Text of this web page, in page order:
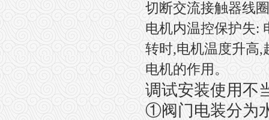
切断交流接触器线
电机内温控保护失:
转时,电机温度升高,
电机的作用。
调试安装使用不
①阀门电装分为